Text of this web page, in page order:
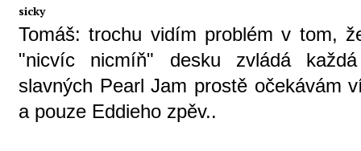
sicky
Tomáš: trochu vidím problém v tom,
"nicvíc nicmíň" desku zvládá
slavných Pearl Jam prostě očekávám
a pouze Eddieho zpěv..